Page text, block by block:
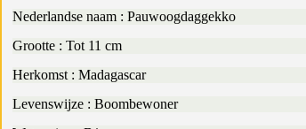
Nederlandse naam : Pauwoogdaggekko
Grootte : Tot 11 cm
Herkomst : Madagascar
Levenswijze : Boombewoner